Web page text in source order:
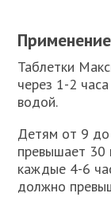
Таблетки
через 1-2
водой.
Детям от 9 до
превышает 30
каждые 4-6
должно